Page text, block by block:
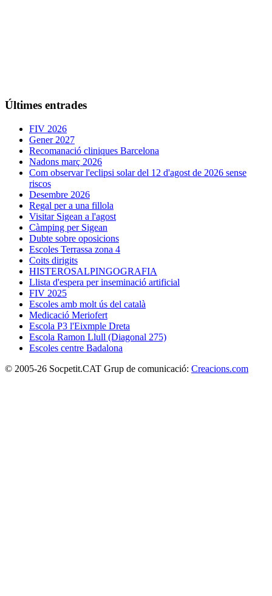
Últimes entrades
FIV 2026
Gener 2027
Recomanació cliniques Barcelona
Nadons març 2026
Com observar l'eclipsi solar del 12 d'agost de 2026 sense
riscos
Desembre 2026
Regal per a una fillola
Visitar Sigean a l'agost
Càmping per Sigean
Dubte sobre oposicions
Escoles Terrassa zona 4
Coits dirigits
HISTEROSALPINGOGRAFIA
Llista d'espera per inseminació artificial
FIV 2025
Escoles amb molt ús del català
Medicació Meriofert
Escola P3 l'Eixmple Dreta
Escola Ramon Llull (Diagonal 275)
Escoles centre Badalona
© 2005-26 Socpetit.CAT Grup de comunicació: Creacions.com